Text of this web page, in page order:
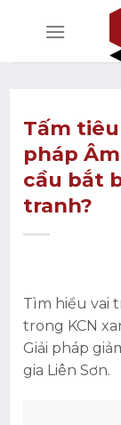
Tấm
pháp
cầu bắt
tranh?
Tìm hiểu vai
trong KCN
Giải pháp
gia Liên Sơn.